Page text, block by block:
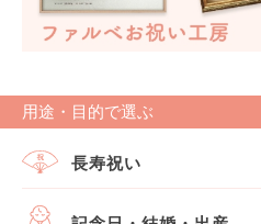
用途・目的で選ぶ
長寿祝い